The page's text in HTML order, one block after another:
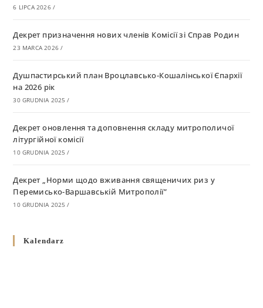
6 LIPCA 2026 /
Декрет призначення нових членів Комісії зі Справ Родин
23 MARCA 2026 /
Душпастирський план Вроцлавсько-Кошалінської Єпархії
на 2026 рік
30 GRUDNIA 2025 /
Декрет оновлення та доповнення складу митрополичої
літургійної комісії
10 GRUDNIA 2025 /
Декрет „Норми щодо вживання священичих риз у
Перемисько-Варшавській Митрополії”
10 GRUDNIA 2025 /
григоріанським календарем
Kalendarz